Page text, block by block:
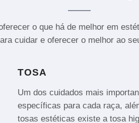
o que há de melhor em
cuidar e oferecer o melhor ao
TOSA
Um dos cuidados mais
específicas para cada raça,
tosas estéticas existe a tosa